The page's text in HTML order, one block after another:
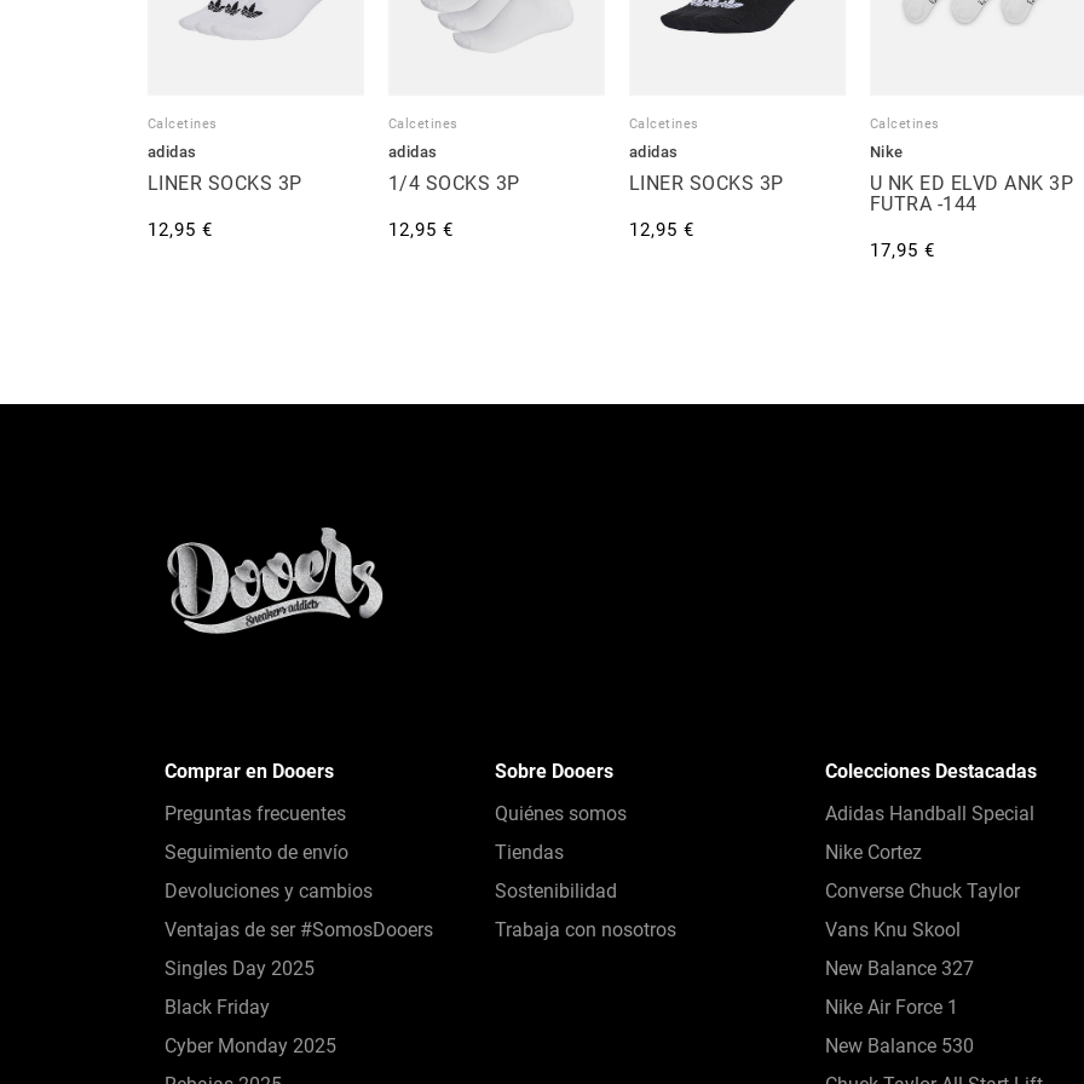
Calcetines
adidas
LINER SOCKS 3P
12,95 €
Calcetines
adidas
1/4 SOCKS 3P
12,95 €
Calcetines
adidas
LINER SOCKS 3P
12,95 €
Calcetines
Nike
U NK ED ELVD ANK 3P
FUTRA -144
17,95 €
Comprar en Dooers
Preguntas frecuentes
Seguimiento de envío
Devoluciones y cambios
Ventajas de ser #SomosDooers
Singles Day 2025
Black Friday
Cyber Monday 2025
Sobre Dooers
Quiénes somos
Tiendas
Sostenibilidad
Trabaja con nosotros
Colecciones Destacadas
Adidas Handball Special
Nike Cortez
Converse Chuck Taylor
Vans Knu Skool
New Balance 327
Nike Air Force 1
New Balance 530